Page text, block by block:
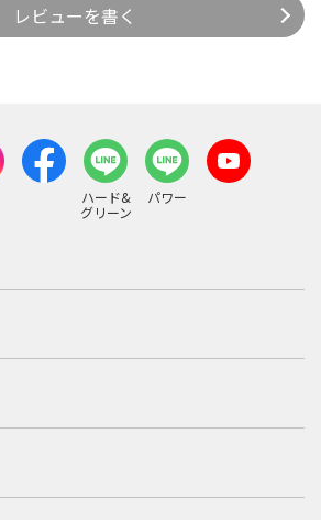
レビューを書く
ハード&
グリーン
パワー